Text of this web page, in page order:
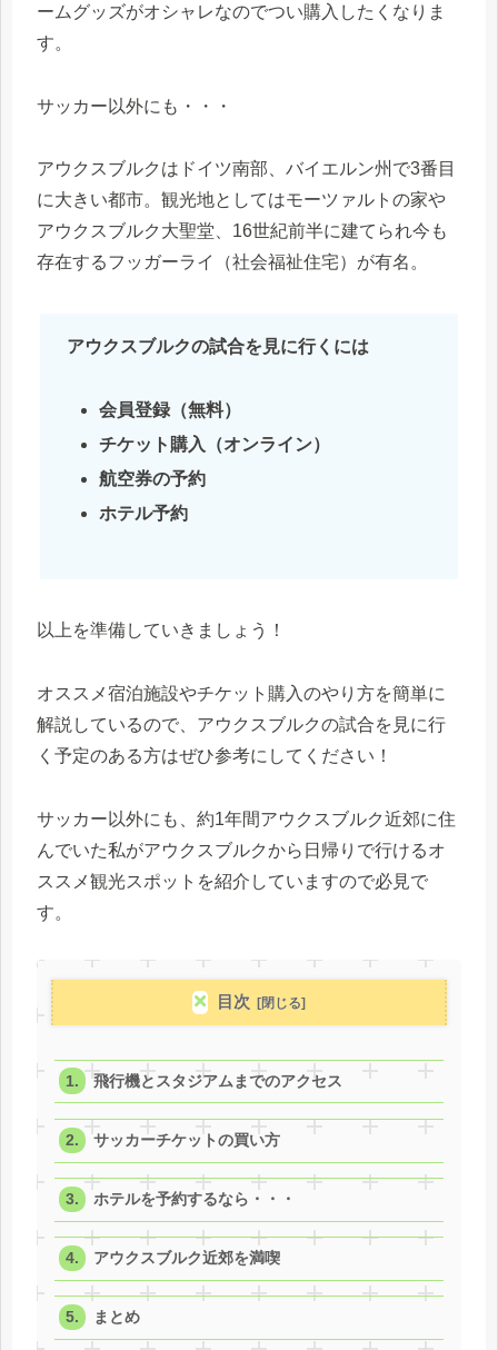
ームグッズがオシャレなのでつい購入したくなりま
す。
サッカー以外にも・・・
アウクスブルクはドイツ南部、バイエルン州で3番目
に大きい都市。観光地としてはモーツァルトの家や
アウクスブルク大聖堂、16世紀前半に建てられ今も
存在するフッガーライ（社会福祉住宅）が有名。
アウクスブルクの試合を見に行くには
会員登録（無料）
チケット購入（オンライン）
航空券の予約
ホテル予約
以上を準備していきましょう！
オススメ宿泊施設やチケット購入のやり方を簡単に
解説しているので、アウクスブルクの試合を見に行
く予定のある方はぜひ参考にしてください！
サッカー以外にも、約1年間アウクスブルク近郊に住
んでいた私がアウクスブルクから日帰りで行けるオ
ススメ観光スポットを紹介していますので必見で
す。
目次
飛行機とスタジアムまでのアクセス
サッカーチケットの買い方
ホテルを予約するなら・・・
アウクスブルク近郊を満喫
まとめ